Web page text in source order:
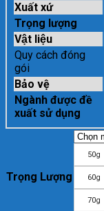
Xuất xứ
Trọng lượng
Vật liệu
Quy cách đóng
gói
Bảo vệ
Ngành được đề
xuất sử dụng
Trọng Lượng
50g
60g
70g